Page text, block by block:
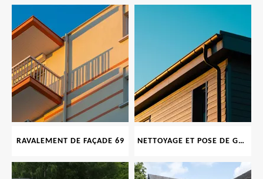
RAVALEMENT DE FAÇADE 69 NETTOYAGE ET POSE DE GOUTTIÈRE 69